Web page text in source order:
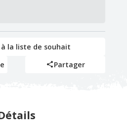
la liste de souhait
Partager